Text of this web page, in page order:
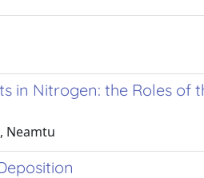
in Nitrogen: the Roles of
Neamtu